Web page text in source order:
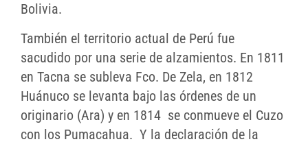
Bolivia.
También el territorio actual de Perú fue
sacudido por una serie de alzamientos. En 1811
en Tacna se subleva Fco. De Zela, en 1812
Huánuco se levanta bajo las órdenes de un
originario (Ara) y en 1814 se conmueve el Cuzo
con los Pumacahua. Y la declaración de la